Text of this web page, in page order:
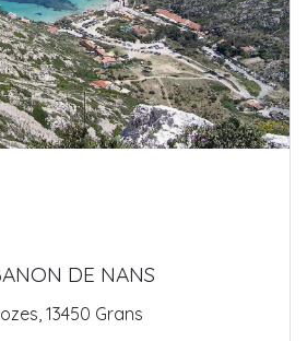
DE NANS
13450 Grans